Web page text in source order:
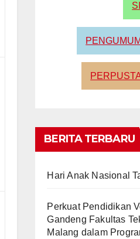
BERITA TERBARU
Hari Anak Nasional
Perkuat Pendidikan
Gandeng Fakultas
Malang dalam